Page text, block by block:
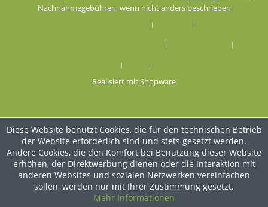
Nachnahmegebühren, wenn nicht anders beschrieben
Realisiert mit Shopware
Diese Website benutzt Cookies, die für den technischen Betrieb
der Website erforderlich sind und stets gesetzt werden.
Andere Cookies, die den Komfort bei Benutzung dieser Website
erhöhen, der Direktwerbung dienen oder die Interaktion mit
anderen Websites und sozialen Netzwerken vereinfachen
sollen, werden nur mit Ihrer Zustimmung gesetzt.
Mehr Informationen